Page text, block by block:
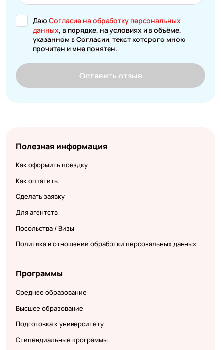
Даю Согласие на обработку персональных
данных, в порядке, на условиях и в объёме,
указанном в Согласии, текст которого мною
прочитан и мне понятен.
Оставить отзыв
Полезная информация
Как оформить поездку
Как оплатить
Сделать заявку
Для агентств
Посольства / Визы
Политика в отношении обработки персональных данных
Программы
Среднее образование
Высшее образование
Подготовка к университету
Стипендиальные программы